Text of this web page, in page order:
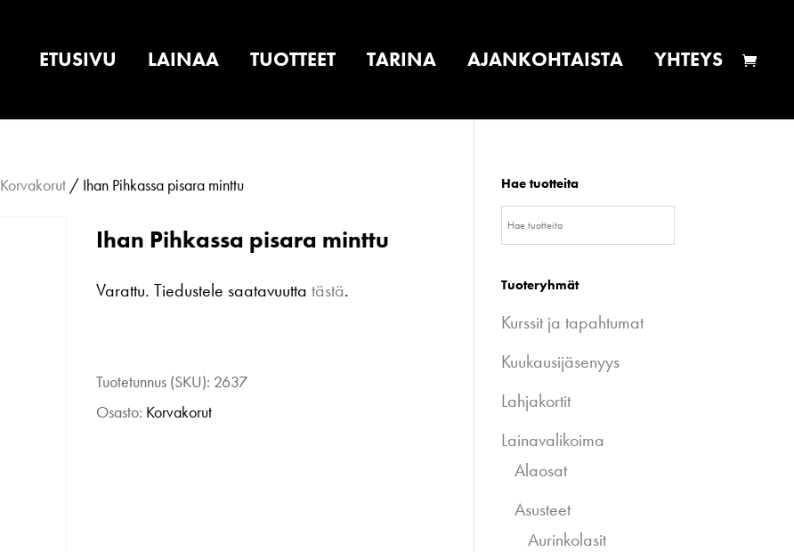
ETUSIVU LAINAA TUOTTEET TARINA AJANKOHTAISTA YHTEYS
Korvakorut / Ihan Pihkassa pisara minttu
Ihan Pihkassa pisara minttu
Varattu. Tiedustele saatavuuttatästä.
Pihkassa
pisara
Tuotetunnus (SKU): 2637
Osasto: Korvakorut
Hae tuotteita
Tuoteryhmät
Kurssit ja tapahtumat
Kuukausijäsenyys
Lahjakortit
Lainavalikoima
Alaosat
Asusteet
Aurinkolasit